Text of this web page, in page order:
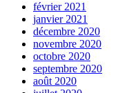
février 2021
janvier 2021
décembre 2020
novembre 2020
octobre 2020
septembre 2020
août 2020